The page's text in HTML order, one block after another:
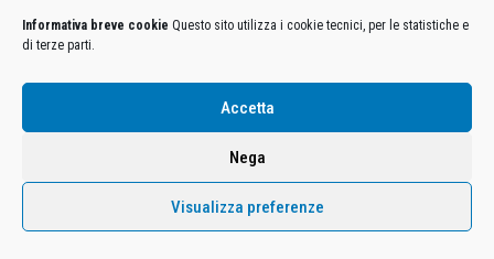
Informativa breve cookie Questo sito utilizza i cookie tecnici, per le statistiche e
di terze parti.
Accetta
Nega
Visualizza preferenze